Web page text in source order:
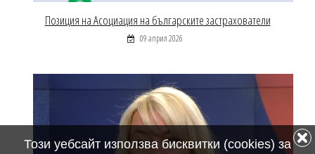
Позиция на Асоциация на българските застрахователи
09 април 2026
Този уебсайт използва бисквитки (cookies) за